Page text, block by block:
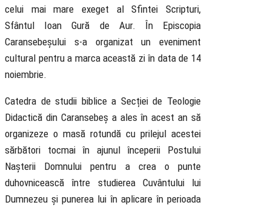
celui mai mare exeget al Sfintei Scripturi,
Sfântul Ioan Gură de Aur. În Episcopia
Caransebeșului s-a organizat un eveniment
cultural pentru a marca această zi în data de 14
noiembrie.
Catedra de studii biblice a Secției de Teologie
Didactică din Caransebeș a ales în acest an să
organizeze o masă rotundă cu prilejul acestei
sărbători tocmai în ajunul începerii Postului
Nașterii Domnului pentru a crea o punte
duhovnicească între studierea Cuvântului lui
Dumnezeu și punerea lui în aplicare în perioada